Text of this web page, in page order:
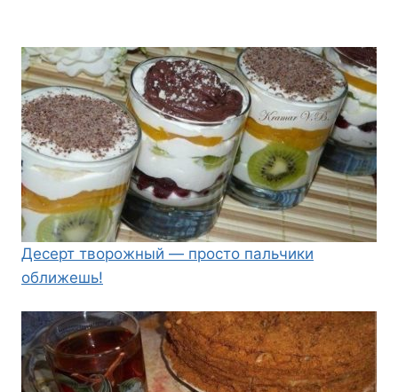
Десерт творожный — просто пальчики
оближешь!